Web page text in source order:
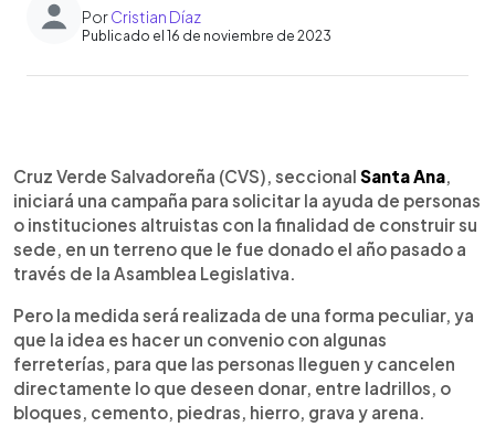
PorCristian Díaz
Publicado el 16 de noviembre de 2023
► Escuchar artículo
Cruz Verde Salvadoreña (CVS), seccional Santa Ana,
iniciará una campaña para solicitar la ayuda de personas
o instituciones altruistas con la finalidad de construir su
sede, en un terreno que le fue donado el año pasado a
través de la Asamblea Legislativa.
Pero la medida será realizada de una forma peculiar, ya
que la idea es hacer un convenio con algunas
ferreterías, para que las personas lleguen y cancelen
directamente lo que deseen donar, entre ladrillos, o
bloques, cemento, piedras, hierro, grava y arena.